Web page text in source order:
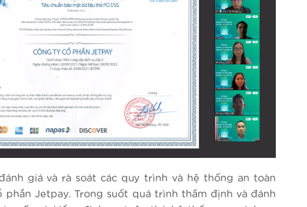
giá và rà soát các quy trình và hệ thống an toàn
Jetpay. Trong suốt quá trình thẩm định và đánh